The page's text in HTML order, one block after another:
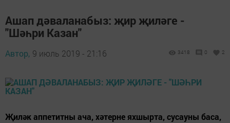
Ашап дәваланабыз: җир җиләге -
"Шәһри Казан"
Автор, 9 июль 2019 - 21:16 3418 0 2
Җиләк аппетитны ача, хәтерне яхшырта, сусауны баса,